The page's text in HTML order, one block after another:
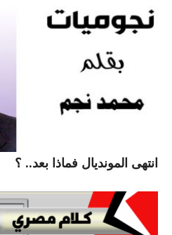
انتهى المونديال فماذا بعد.. ؟